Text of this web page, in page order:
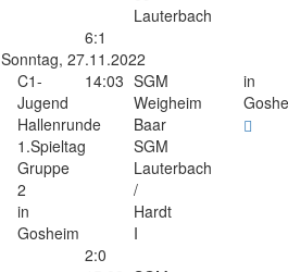
Lauterbach
6:1
Sonntag, 27.11.2022
C1-
Jugend
Hallenrunde
1.Spieltag
Gruppe
2
in
Gosheim
14:03 SGM
Weigheim
Baar
SGM
Lauterbach
/
Hardt
I
2:0
in